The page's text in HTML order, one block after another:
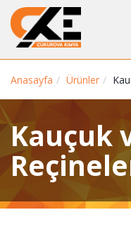
Anasayfa Ürünler
Kauçuk